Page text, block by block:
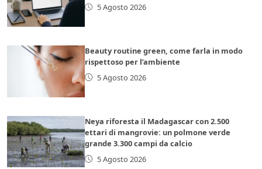
5 Agosto 2026
Beauty routine green, come farla in modo
rispettoso per l’ambiente
5 Agosto 2026
Neya riforesta il Madagascar con 2.500
ettari di mangrovie: un polmone verde
grande 3.300 campi da calcio
5 Agosto 2026